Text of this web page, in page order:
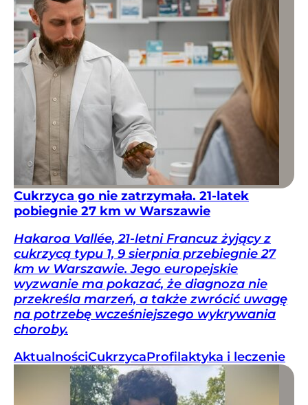
Cukrzyca go nie zatrzymała. 21-latek
pobiegnie 27 km w Warszawie
Hakaroa Vallée, 21-letni Francuz żyjący z
cukrzycą typu 1, 9 sierpnia przebiegnie 27
km w Warszawie. Jego europejskie
wyzwanie ma pokazać, że diagnoza nie
przekreśla marzeń, a także zwrócić uwagę
na potrzebę wcześniejszego wykrywania
choroby.
AktualnościCukrzycaProfilaktyka i leczenie